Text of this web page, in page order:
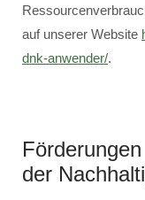
auf unserer Website
dnk-anwender/.
der